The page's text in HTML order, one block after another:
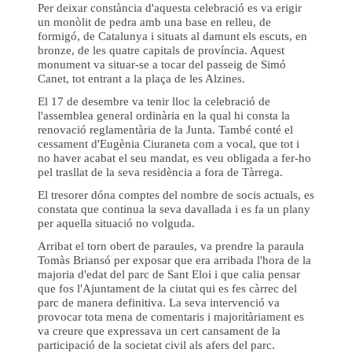
Per deixar constància d'aquesta celebració es va erigir
un monòlit de pedra amb una base en relleu, de
formigó, de Catalunya i situats al damunt els escuts, en
bronze, de les quatre capitals de província. Aquest
monument va situar-se a tocar del passeig de Simó
Canet, tot entrant a la plaça de les Alzines.
El 17 de desembre va tenir lloc la celebració de
l'assemblea general ordinària en la qual hi consta la
renovació reglamentària de la Junta. També conté el
cessament d'Eugènia Ciuraneta com a vocal, que tot i
no haver acabat el seu mandat, es veu obligada a fer-ho
pel trasllat de la seva residència a fora de Tàrrega.
El tresorer dóna comptes del nombre de socis actuals, es
constata que continua la seva davallada i es fa un plany
per aquella situació no volguda.
Arribat el torn obert de paraules, va prendre la paraula
Tomàs Briansó per exposar que era arribada l'hora de la
majoria d'edat del parc de Sant Eloi i que calia pensar
que fos l'Ajuntament de la ciutat qui es fes càrrec del
parc de manera definitiva. La seva intervenció va
provocar tota mena de comentaris i majoritàriament es
va creure que expressava un cert cansament de la
participació de la societat civil als afers del parc.